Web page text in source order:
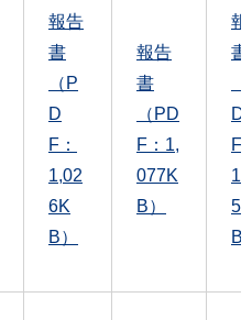
報告
書
（P
D
F：
1,02
6K
B）
報告
書
（PD
F：1,
077K
B）
報
書
D
F
5K
B